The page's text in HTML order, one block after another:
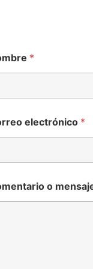
*
electrónico *
o